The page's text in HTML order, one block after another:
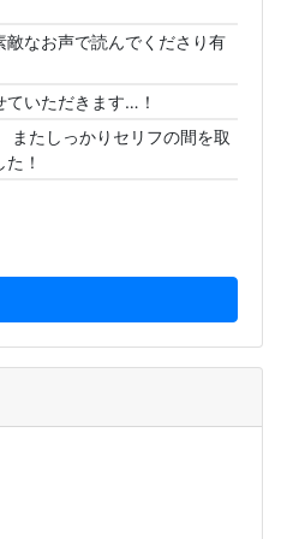
なお声で読んでくださり有
いただきます…！
またしっかりセリフの間を取
！